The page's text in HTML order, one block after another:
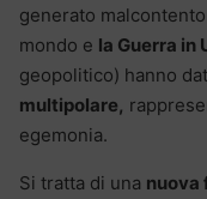
generato
mondo e la Guerra in
geopolitico) hanno
multipolare,
egemonia.
Si tratta di una nuova